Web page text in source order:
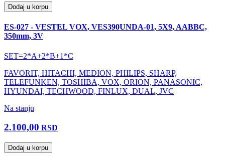
Dodaj u korpu
ES-027 - VESTEL VOX, VES390UNDA-01, 5X9, AABBC,
350mm, 3V
SET=2*A+2*B+1*C
FAVORIT, HITACHI, MEDION, PHILIPS, SHARP,
TELEFUNKEN, TOSHIBA, VOX, ORION, PANASONIC,
HYUNDAI, TECHWOOD, FINLUX, DUAL, JVC
Na stanju
2.100,00 RSD
Dodaj u korpu